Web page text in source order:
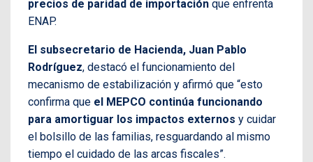
precios de paridad de importación que enfrenta
ENAP.
El subsecretario de Hacienda, Juan Pablo
Rodríguez, destacó el funcionamiento del
mecanismo de estabilización y afirmó que “esto
confirma que el MEPCO continúa funcionando
para amortiguar los impactos externos y cuidar
el bolsillo de las familias, resguardando al mismo
tiempo el cuidado de las arcas fiscales”.